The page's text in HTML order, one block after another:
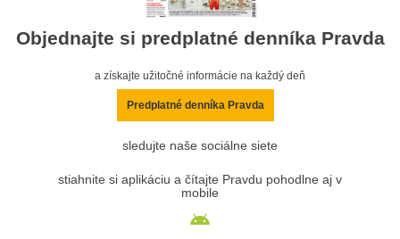
Objednajte si predplatné denníka Pravda
a získajte užitočné informácie na každý deň
Predplatné denníka Pravda
sledujte naše sociálne siete
stiahnite si aplikáciu a čítajte Pravdu pohodlne aj v
mobile